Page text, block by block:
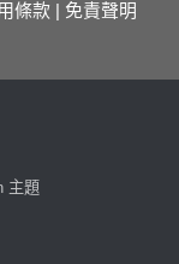
條款 | 免責聲明
主題